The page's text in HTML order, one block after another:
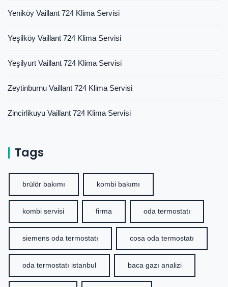
Yeniköy Vaillant 724 Klima Servisi
Yeşilköy Vaillant 724 Klima Servisi
Yeşilyurt Vaillant 724 Klima Servisi
Zeytinburnu Vaillant 724 Klima Servisi
Zincirlikuyu Vaillant 724 Klima Servisi
Tags
brülör bakımı kombi bakımı
kombi servisi firma oda termostatı
siemens oda termostatı cosa oda termostatı
oda termostatı istanbul baca gazı analizi